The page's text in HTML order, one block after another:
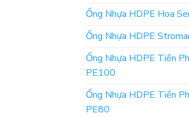
Ống Nhựa HDPE Hoa
Ống Nhựa HDPE
Ống Nhựa HDPE Tiền
PE100
Ống Nhựa HDPE Tiền
PE80